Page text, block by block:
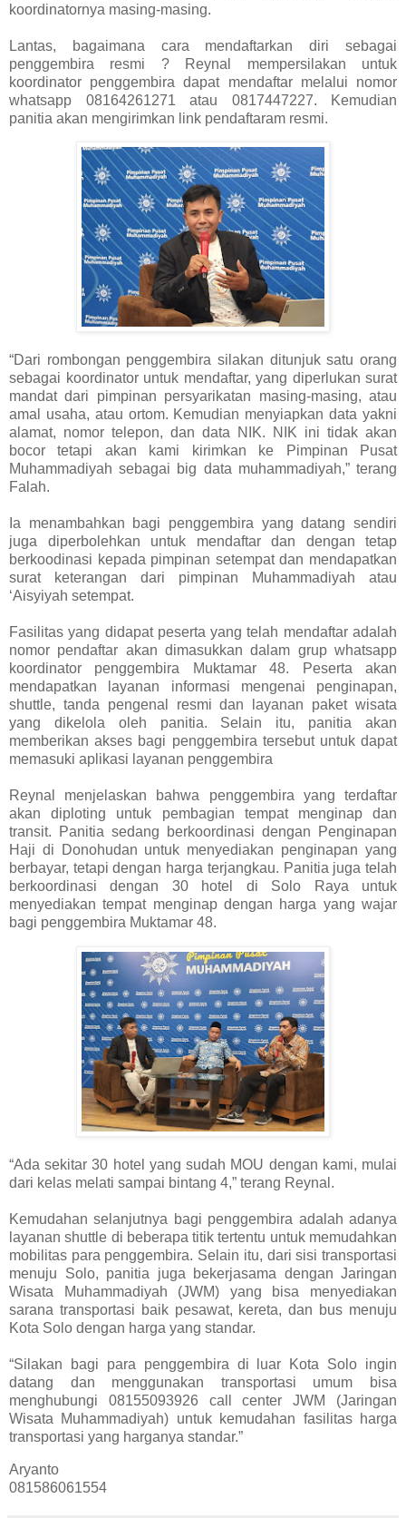
koordinatornya masing-masing.
Lantas, bagaimana cara mendaftarkan diri sebagai
penggembira resmi ? Reynal mempersilakan untuk
koordinator penggembira dapat mendaftar melalui nomor
whatsapp 08164261271 atau 0817447227. Kemudian
panitia akan mengirimkan link pendaftaram resmi.
“Dari rombongan penggembira silakan ditunjuk satu orang
sebagai koordinator untuk mendaftar, yang diperlukan surat
mandat dari pimpinan persyarikatan masing-masing, atau
amal usaha, atau ortom. Kemudian menyiapkan data yakni
alamat, nomor telepon, dan data NIK. NIK ini tidak akan
bocor tetapi akan kami kirimkan ke Pimpinan Pusat
Muhammadiyah sebagai big data muhammadiyah,” terang
Falah.
Ia menambahkan bagi penggembira yang datang sendiri
juga diperbolehkan untuk mendaftar dan dengan tetap
berkoodinasi kepada pimpinan setempat dan mendapatkan
surat keterangan dari pimpinan Muhammadiyah atau
‘Aisyiyah setempat.
Fasilitas yang didapat peserta yang telah mendaftar adalah
nomor pendaftar akan dimasukkan dalam grup whatsapp
koordinator penggembira Muktamar 48. Peserta akan
mendapatkan layanan informasi mengenai penginapan,
shuttle, tanda pengenal resmi dan layanan paket wisata
yang dikelola oleh panitia. Selain itu, panitia akan
memberikan akses bagi penggembira tersebut untuk dapat
memasuki aplikasi layanan penggembira
Reynal menjelaskan bahwa penggembira yang terdaftar
akan diploting untuk pembagian tempat menginap dan
transit. Panitia sedang berkoordinasi dengan Penginapan
Haji di Donohudan untuk menyediakan penginapan yang
berbayar, tetapi dengan harga terjangkau. Panitia juga telah
berkoordinasi dengan 30 hotel di Solo Raya untuk
menyediakan tempat menginap dengan harga yang wajar
bagi penggembira Muktamar 48.
“Ada sekitar 30 hotel yang sudah MOU dengan kami, mulai
dari kelas melati sampai bintang 4,” terang Reynal.
Kemudahan selanjutnya bagi penggembira adalah adanya
layanan shuttle di beberapa titik tertentu untuk memudahkan
mobilitas para penggembira. Selain itu, dari sisi transportasi
menuju Solo, panitia juga bekerjasama dengan Jaringan
Wisata Muhammadiyah (JWM) yang bisa menyediakan
sarana transportasi baik pesawat, kereta, dan bus menuju
Kota Solo dengan harga yang standar.
“Silakan bagi para penggembira di luar Kota Solo ingin
datang dan menggunakan transportasi umum bisa
menghubungi 08155093926 call center JWM (Jaringan
Wisata Muhammadiyah) untuk kemudahan fasilitas harga
transportasi yang harganya standar.”
Aryanto
081586061554